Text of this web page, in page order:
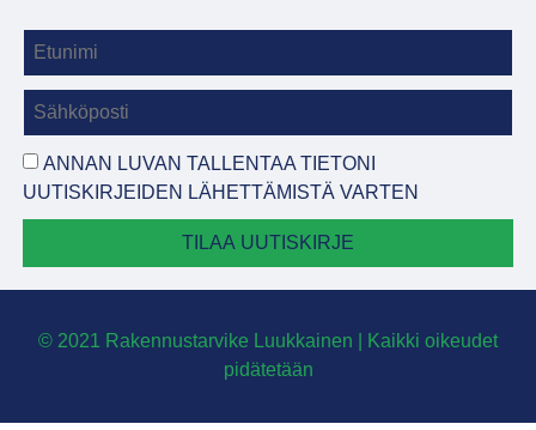
ANNAN LUVAN TALLENTAA TIETONI
UUTISKIRJEIDEN LÄHETTÄMISTÄ VARTEN
TILAA UUTISKIRJE
© 2021 Rakennustarvike Luukkainen | Kaikki oikeudet
pidätetään